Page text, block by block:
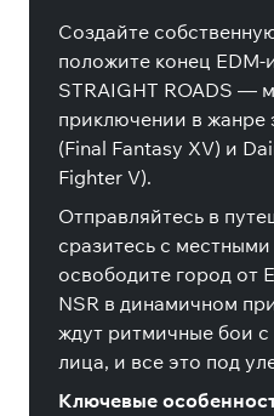
Создайте
положите конец
STRAIGHT ROADS —
приключении в жанре
(Final Fantasy XV) и
Fighter V).
Отправляйтесь в
сразитесь с
освободите город от
NSR в динамичном
ждут ритмичные бои с
лица, и все это под
Ключевые